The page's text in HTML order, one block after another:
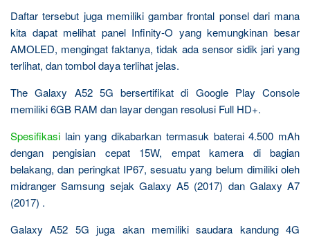
Daftar tersebut juga memiliki gambar frontal ponsel dari mana
kita dapat melihat panel Infinity-O yang kemungkinan besar
AMOLED, mengingat faktanya, tidak ada sensor sidik jari yang
terlihat, dan tombol daya terlihat jelas.
The Galaxy A52 5G bersertifikat di Google Play Console
memiliki 6GB RAM dan layar dengan resolusi Full HD+.
Spesifikasi lain yang dikabarkan termasuk baterai 4.500 mAh
dengan pengisian cepat 15W, empat kamera di bagian
belakang, dan peringkat IP67, sesuatu yang belum dimiliki oleh
midranger Samsung sejak Galaxy A5 (2017) dan Galaxy A7
(2017) .
Galaxy A52 5G juga akan memiliki saudara kandung 4G